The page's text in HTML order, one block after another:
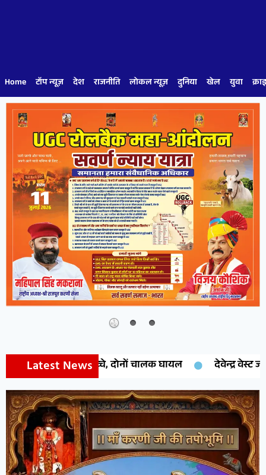
Home टॉप न्यूज़ देश राजनीति लोकल न्यूज़ दुनिया खेल युवा
Latest News
दोनों चालक घायल देवेन्द्र वेस्ट जोन प्रेसीडेंट